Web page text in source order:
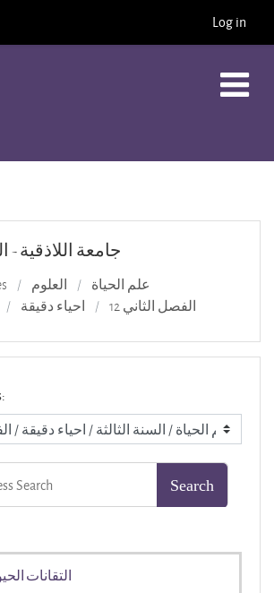
Log in
جامعة اللاذقية -
العلوم
علم الحياة
احياء دقيقة الفصل الثاني 12
التقانات